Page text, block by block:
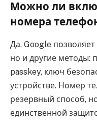
Можно ли
номера
Да, Google
но и другие методы:
passkey, ключ
устройстве. Номер
резервный способ,
единственной